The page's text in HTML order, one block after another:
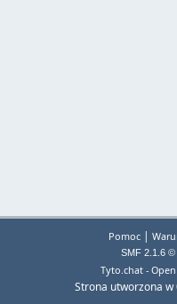
Pomoc|
SMF 2.1.6 ©
Tyto.chat -
Strona utworzona w